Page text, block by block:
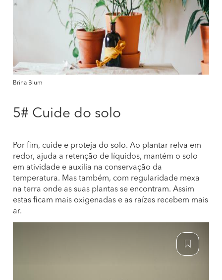
Brina Blum
5# Cuide do solo
Por fim, cuide e proteja do solo. Ao plantar relva em
redor, ajuda a retenção de líquidos, mantém o solo
em atividade e auxilia na conservação da
temperatura. Mas também, com regularidade mexa
na terra onde as suas plantas se encontram. Assim
estas ficam mais oxigenadas e as raízes recebem mais
ar.